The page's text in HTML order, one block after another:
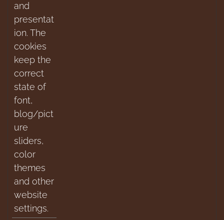
and
presentat
ion. The
cookies
keep the
correct
state of
font,
blog/pict
ure
sliders,
color
themes
and other
website
settings.